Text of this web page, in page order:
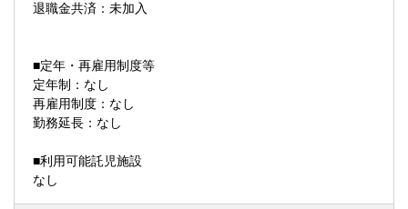
退職金共済：未加入
■定年・再雇用制度等
定年制：なし
再雇用制度：なし
勤務延長：なし
■利用可能託児施設
なし